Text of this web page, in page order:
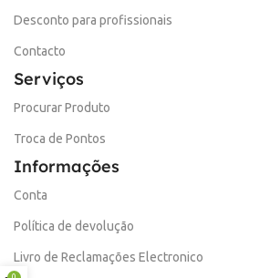
Desconto para profissionais
Contacto
Serviços
Procurar Produto
Troca de Pontos
Informações
Conta
Política de devolução
Livro de Reclamações Electronico